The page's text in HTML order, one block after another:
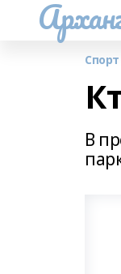
Спорт
В